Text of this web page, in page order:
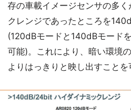
存の車載イメージセンサの多
クレンジであったところを
(120dBモードと140dBモード
可能)。これにより、暗い環境
よりはっきりと映し出すことを